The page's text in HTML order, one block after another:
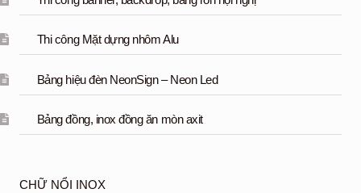
Thi công Mặt dựng nhôm Alu
Bảng hiệu đèn NeonSign – Neon Led
Bảng đồng, inox đồng ăn mòn axit
CHỮ NỔI INOX